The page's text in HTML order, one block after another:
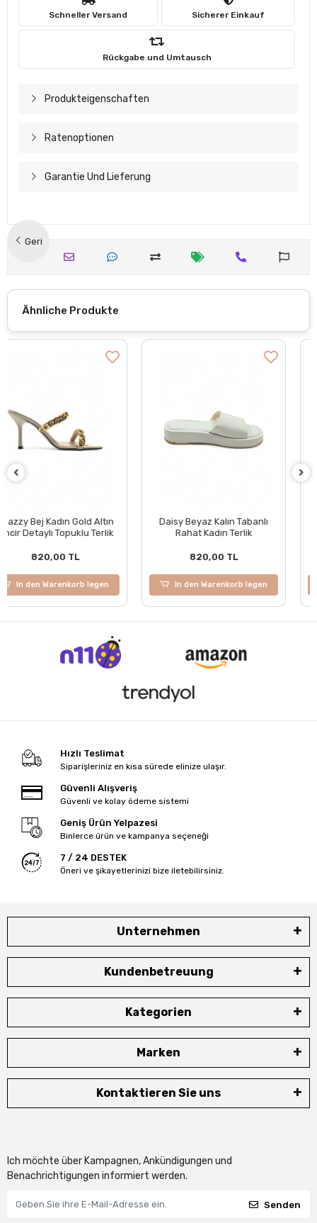
Geri
Schneller Versand Sicherer Einkauf
Rückgabe und Umtausch
Produkteigenschaften
Ratenoptionen
Garantie Und Lieferung
Ähnliche Produkte
Daisy Beyaz Kalın Tabanlı
Rahat Kadın Terlik
820,00 TL
In den Warenkorb legen
LilaLuxe Lila Pullu Desen
Kadın Topuklu Terlik
820,00 TL
In den Warenkorb legen
Hızlı Teslimat
Siparişleriniz en kısa sürede elinize ulaşır.
Güvenli Alışveriş
Güvenli ve kolay ödeme sistemi
Geniş Ürün Yelpazesi
Binlerce ürün ve kampanya seçeneği
7 / 24 DESTEK
Öneri ve şikayetlerinizi bize iletebilirsiniz.
Unternehmen
Kundenbetreuung
Kategorien
Marken
Kontaktieren Sie uns
Ich möchte über Kampagnen, Ankündigungen und
Benachrichtigungen informiert werden.
Senden